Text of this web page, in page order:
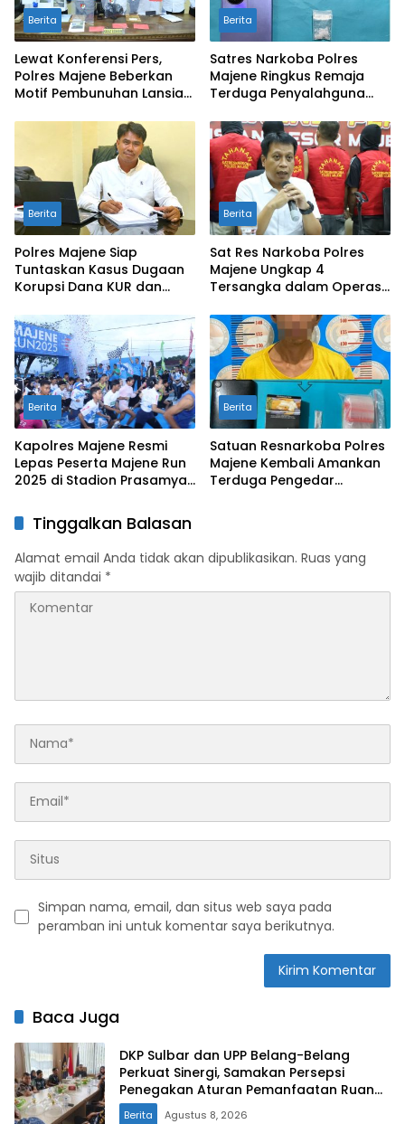
Berita
Lewat Konferensi Pers,
Polres Majene Beberkan
Motif Pembunuhan Lansia
Perselisihan Utang
Berita
Satres Narkoba Polres
Majene Ringkus Remaja
Terduga Penyalahguna
Lembang
Berita
Polres Majene Siap
Tuntaskan Kasus Dugaan
Korupsi Dana KUR dan
Bank BUMN
Berita
Sat Res Narkoba Polres
Majene Ungkap 4
Tersangka dalam Operasi
Berita
Kapolres Majene Resmi
Lepas Peserta Majene Run
2025 di Stadion Prasamya
Berita
Satuan Resnarkoba Polres
Majene Kembali Amankan
Terduga Pengedar
Tinggalkan Balasan
Alamat email Anda tidak akan dipublikasikan. Ruas yang
wajib ditandai *
Simpan nama, email, dan situs web saya pada
peramban ini untuk komentar saya berikutnya.
Baca Juga
DKP Sulbar dan UPP Belang-Belang
Perkuat Sinergi, Samakan Persepsi
Penegakan Aturan Pemanfaatan Ruang
Laut
Berita Agustus 8, 2026